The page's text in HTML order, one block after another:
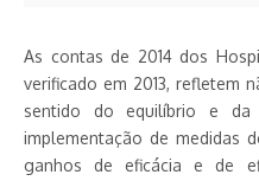
As contas de 2014 dos
verificado em 2013, refletem
sentido do equilíbrio e da
implementação de medidas
ganhos de eficácia e de